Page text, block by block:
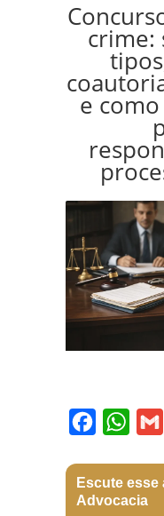
crime:
e
Escute esse
Advocacia